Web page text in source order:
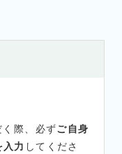
際、必ずご自身
力 してくださ